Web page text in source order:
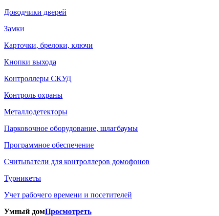
Доводчики дверей
Замки
Карточки, брелоки, ключи
Кнопки выхода
Контроллеры СКУД
Контроль охраны
Металлодетекторы
Парковочное оборудование, шлагбаумы
Программное обеспечение
Считыватели для контроллеров домофонов
Турникеты
Учет рабочего времени и посетителей
Умный домПросмотреть